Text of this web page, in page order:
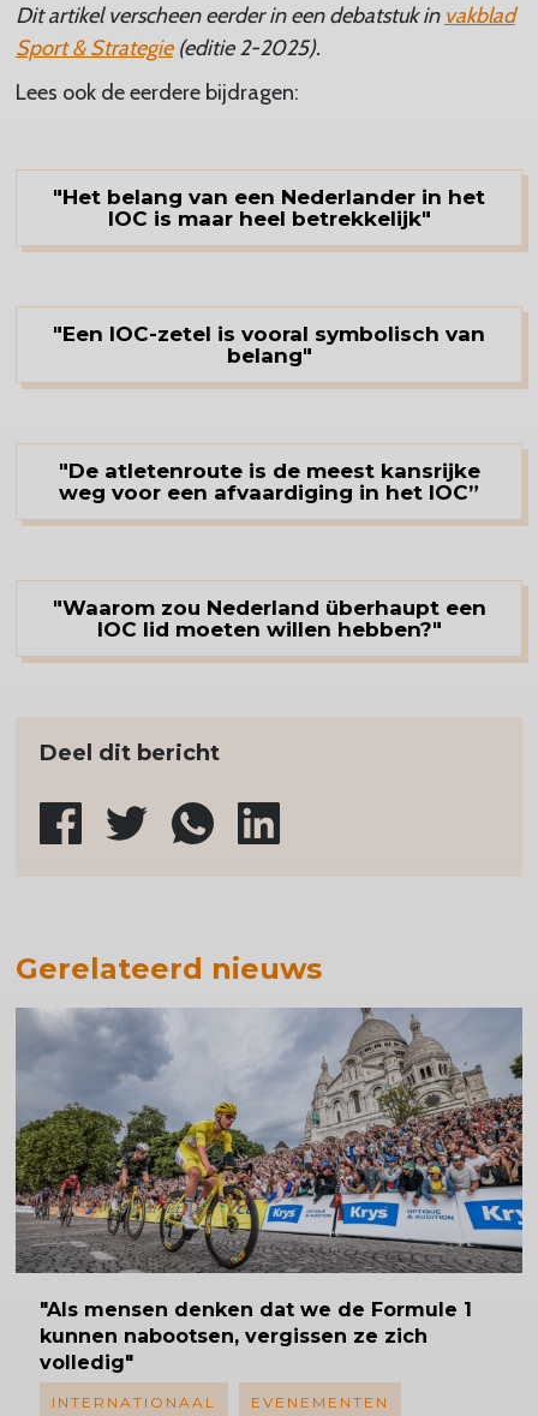
Dit artikel verscheen eerder in een debatstuk in vakblad
Sport & Strategie(editie 2-2025).
Lees ook de eerdere bijdragen:
"Het belang van een Nederlander in het
IOC is maar heel betrekkelijk"
"Een IOC-zetel is vooral symbolisch van
belang"
"De atletenroute is de meest kansrijke
weg voor een afvaardiging in het IOC”
"Waarom zou Nederland überhaupt een
IOC lid moeten willen hebben?"
Deel dit bericht
Gerelateerd nieuws
"Als mensen denken dat we de Formule 1
kunnen nabootsen, vergissen ze zich
volledig"
INTERNATIONAAL EVENEMENTEN